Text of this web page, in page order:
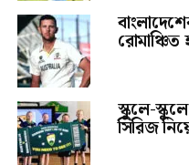
স্কুলে-
সিরিজ